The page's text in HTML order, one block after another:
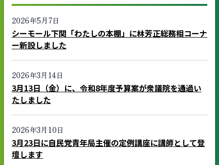
2026年5月7日
シーモール下関「わたしの本棚」に林芳正総務相コーナ
ー新設しました
2026年3月14日
3月13日（金）に、令和8年度予算案が衆議院を通過い
たしました
2026年3月10日
3月23日に自民党青年局主催の定例講座に講師として登
壇します